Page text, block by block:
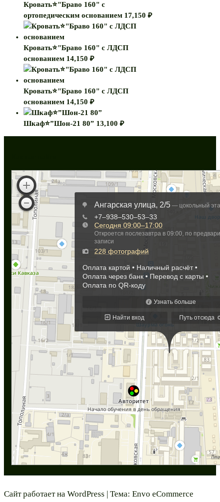
Кровать⭐"Браво 160" с
ортопедическим основанием 17,150 ₽
Кровать⭐"Браво 160" с ЛДСП
основанием 14,150 ₽
Кровать⭐"Браво 160" с ЛДСП
основанием 14,150 ₽
Шкаф⭐”Шон-21 80” 13,100 ₽
Сайт работает на WordPress | Тема: Envo eCommerce